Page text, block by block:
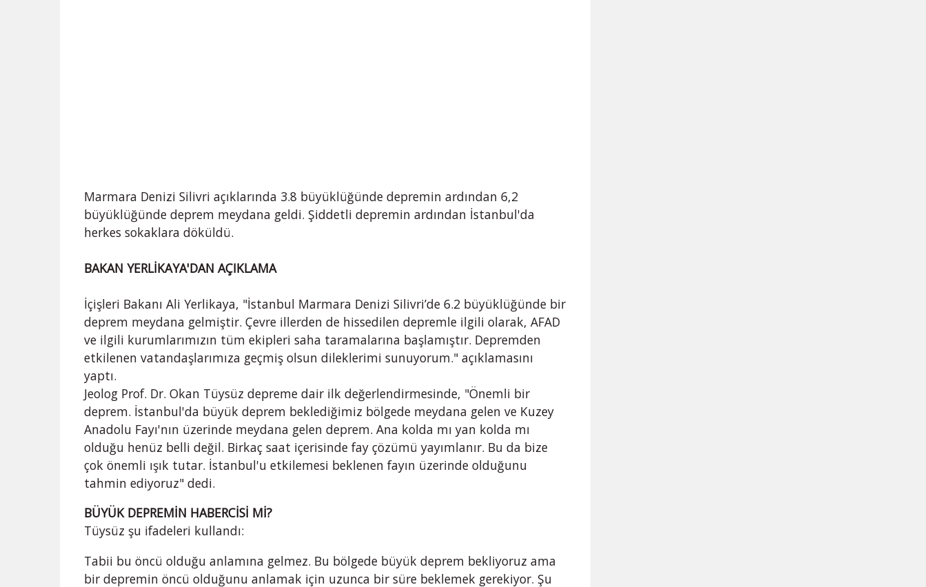
Marmara Denizi Silivri açıklarında 3.8 büyüklüğünde depremin ardından 6,2
büyüklüğünde deprem meydana geldi. Şiddetli depremin ardından İstanbul'da
herkes sokaklara döküldü.
BAKAN YERLİKAYA'DAN AÇIKLAMA
İçişleri Bakanı Ali Yerlikaya, "İstanbul Marmara Denizi Silivri’de 6.2 büyüklüğünde bir
deprem meydana gelmiştir. Çevre illerden de hissedilen depremle ilgili olarak, AFAD
ve ilgili kurumlarımızın tüm ekipleri saha taramalarına başlamıştır. Depremden
etkilenen vatandaşlarımıza geçmiş olsun dileklerimi sunuyorum." açıklamasını
yaptı.
Jeolog Prof. Dr. Okan Tüysüz depreme dair ilk değerlendirmesinde, "Önemli bir
deprem. İstanbul'da büyük deprem beklediğimiz bölgede meydana gelen ve Kuzey
Anadolu Fayı'nın üzerinde meydana gelen deprem. Ana kolda mı yan kolda mı
olduğu henüz belli değil. Birkaç saat içerisinde fay çözümü yayımlanır. Bu da bize
çok önemli ışık tutar. İstanbul'u etkilemesi beklenen fayın üzerinde olduğunu
tahmin ediyoruz" dedi.
BÜYÜK DEPREMİN HABERCİSİ Mİ?
Tüysüz şu ifadeleri kullandı:
Tabii bu öncü olduğu anlamına gelmez. Bu bölgede büyük deprem bekliyoruz ama
bir depremin öncü olduğunu anlamak için uzunca bir süre beklemek gerekiyor. Şu